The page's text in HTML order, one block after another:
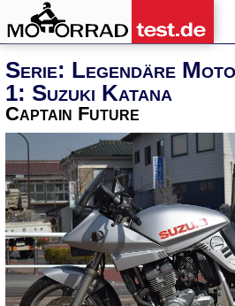
Serie: Legendäre
1: Suzuki Katana
Captain Future